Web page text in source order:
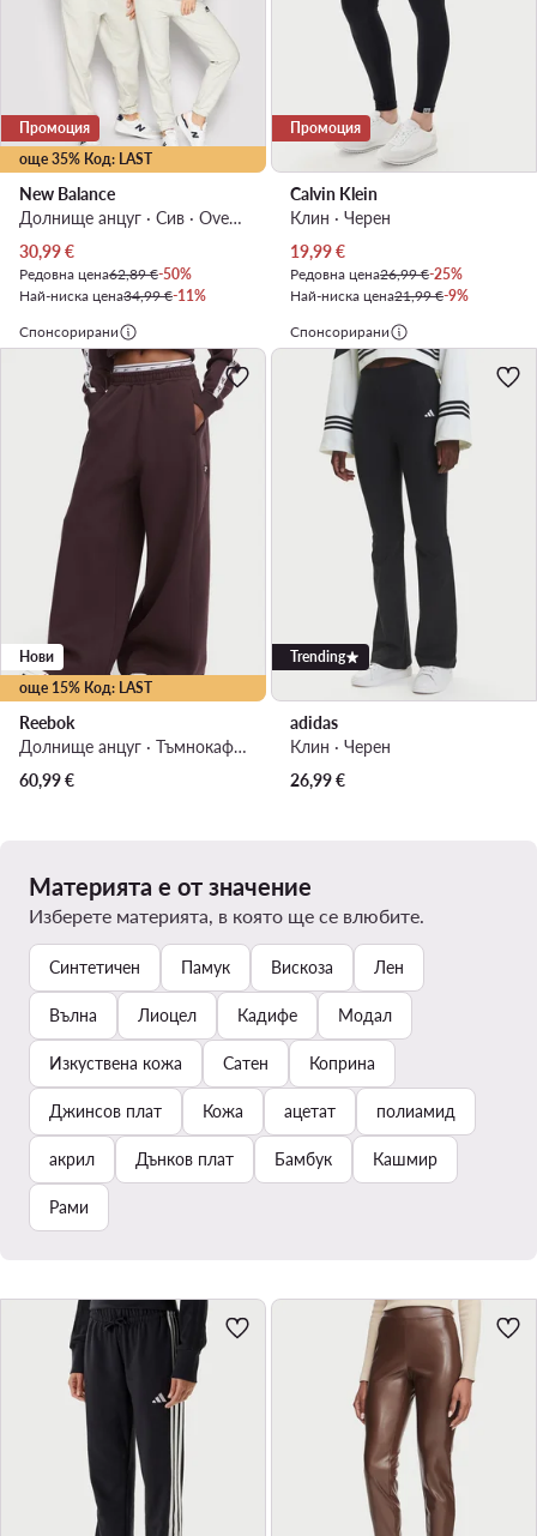
още 35% Код: LAST
Промоция
New Balance
Долнище анцуг · Сив · Oversize
Актуална цена
30,99€
Редовна цена62,89 €-50%
Най-ниска цена34,99 €-11%
Промоция
Calvin Klein
Клин · Черен
Актуална цена
19,99€
Редовна цена26,99 €-25%
Най-ниска цена21,99 €-9%
Спонсорирани
още 15% Код: LAST
Нови
Reebok
Долнище анцуг · Тъмнокафяв · Regular Fit
60,99€
Спонсорирани
Trending
adidas
Клин · Черен
26,99€
Материята е от значение
Изберете материята, в която ще се влюбите.
Синтетичен Памук Вискоза Лен
Вълна Лиоцел Кадифе Модал
Изкуствена кожа Сатен Коприна
Джинсов плат Кожа ацетат полиамид
акрил Дънков плат Бамбук Кашмир
Рами